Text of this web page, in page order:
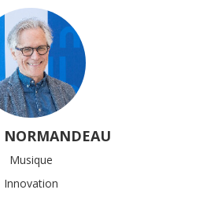
NORMANDEAU
Musique
Innovation